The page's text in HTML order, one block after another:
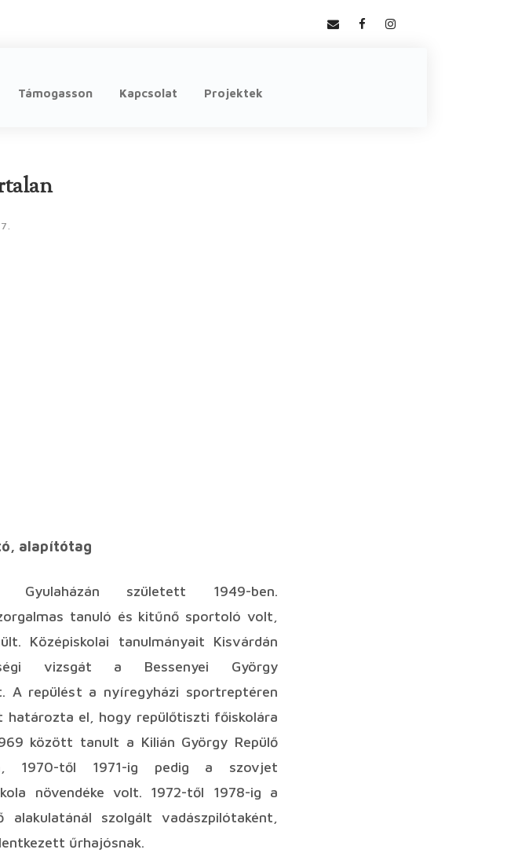
Támogasson Kapcsolat Projektek
alapítótag
Gyulaházán született 1949-ben.
tanuló és kitűnő sportoló volt,
Középiskolai tanulmányait Kisvárdán
vizsgát a Bessenyei György
A repülést a nyíregyházi sportreptéren
el, hogy repülőtiszti főiskolára
között tanult a Kilián György Repülő
1970-től 1971-ig pedig a szovjet
növendéke volt. 1972-től 1978-ig a
alakulatánál szolgált vadászpilótaként,
űrhajósnak.